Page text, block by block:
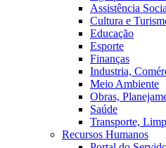
Assistência
Cultura e
Educação
Esporte
Finanças
Industria,
Meio Ambiente
Obras,
Saúde
Transporte,
Recursos Humanos